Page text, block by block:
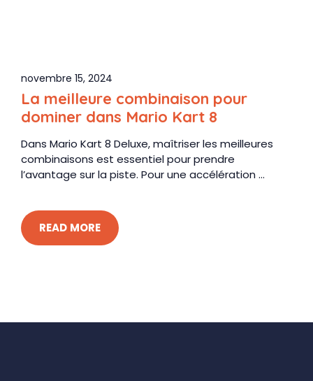
novembre 15, 2024
La meilleure combinaison pour
dominer dans Mario Kart 8
Dans Mario Kart 8 Deluxe, maîtriser les meilleures
combinaisons est essentiel pour prendre
l’avantage sur la piste. Pour une accélération ...
READ MORE